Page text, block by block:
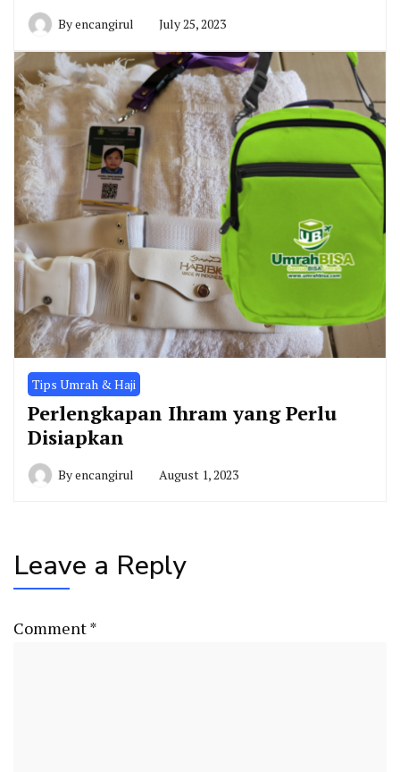
Byencangirul July 25, 2023
Tips Umrah & Haji
Perlengkapan Ihram yang Perlu
Disiapkan
Byencangirul August 1, 2023
Leave a Reply
Comment*